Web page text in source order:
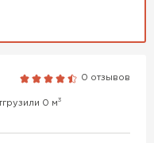
0 отзывов
0 м3